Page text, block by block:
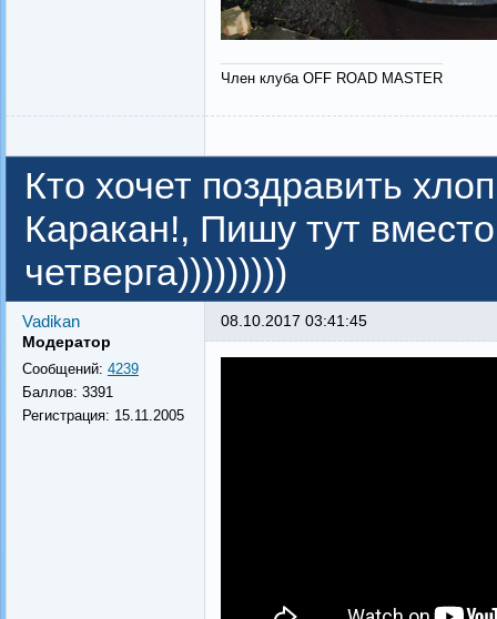
Член клуба OFF ROAD MASTER
Кто хочет поздравить
Каракан!, Пишу тут
четверга)))))))))
Vadikan
Модератор
Сообщений: 4239
Баллов: 3391
Регистрация: 15.11.2005
08.10.2017 03:41:45